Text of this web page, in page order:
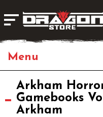
Giochi da Tavolo
Giochi di Ruolo
Arkham
Gamebooks
Arkham